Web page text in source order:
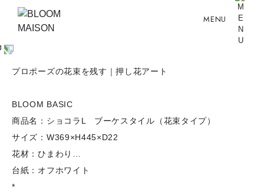
MENU
プロポーズの花束を残す｜押し花アート
BLOOM BASIC
商品名：ショコラL ブーケスタイル（花束タイプ）
サイズ：W369×H445×D22
花材：ひまわり…
台紙：オフホワイト
*